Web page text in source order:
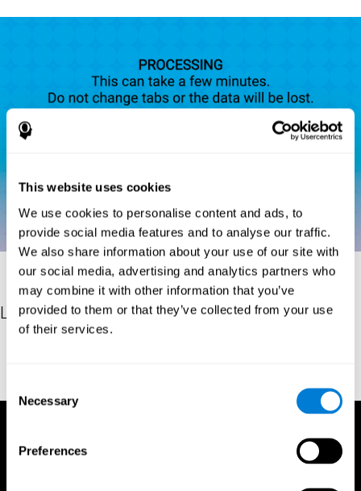
This website uses cookies
We use cookies to personalise content and ads, to
provide social media features and to analyse our traffic.
We also share information about your use of our site with
our social media, advertising and analytics partners who
may combine it with other information that you’ve
provided to them or that they’ve collected from your use
of their services.
Selection
Necessary
Preferences
Les références